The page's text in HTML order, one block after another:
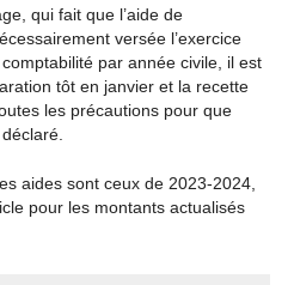
qui fait que l’aide de
versée l’exercice
par année civile, il est
tôt en janvier et la recette
les précautions pour que
aides sont ceux de 2023-2024,
pour les montants actualisés